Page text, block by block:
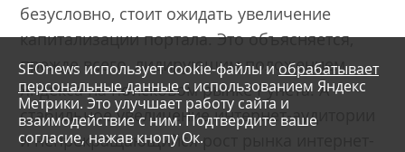
безусловно, стоит ожидать увеличение
капитализации портала. Это объясняется,
прежде всего, лидирующим положением
Яндекса на поисковом рынке Рунета. А
стабильное увеличение интернет-аудитории
и непрекращающийся рост рынка интернет-
SEOnews использует cookie-файлы и обрабатывает
персональные данные с использованием Яндекс
Метрики. Это улучшает работу сайта и
взаимодействие с ним. Подтвердите ваше
согласие, нажав кнопу Ок.